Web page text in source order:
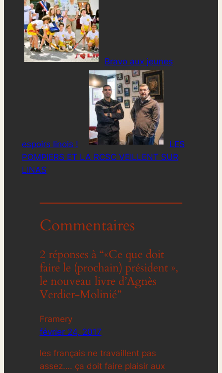
Bravo aux jeunes
espoirs linois !
LES
POMPIERS ET LA RCSC VEILLENT SUR
LINAS
Commentaires
2 réponses à “«Ce que doit
faire le (prochain) président »,
le nouveau livre d’Agnès
Verdier-Molinié”
Framery
février 24, 2017
les français ne travaillent pas
assez…. ça doit faire plaisir aux